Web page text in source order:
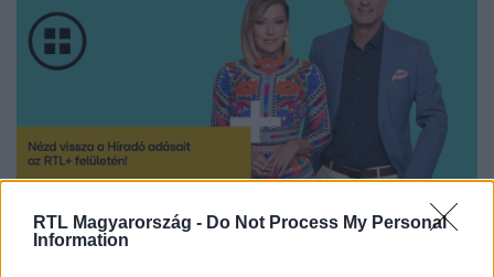
RTL Magyarország - Do Not Process My Personal
Information
Nézd vissza a Híradó adásait az RTL+ felületén!